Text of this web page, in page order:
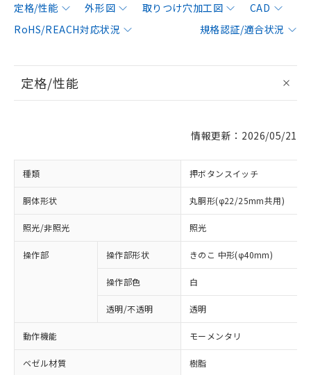
定格/性能 外形図 取りつけ穴加工図
CAD
RoHS/REACH対応状況
規格認証/適合状況
定格/性能
情報更新：2026/05/21
種類 押ボタンスイッチ
胴体形状 丸胴形(φ22/25mm共用)
照光/非照光 照光
操作部 操作部形状 きのこ 中形(φ40mm)
操作部色 白
透明/不透明 透明
動作機能 モーメンタリ
ベゼル材質 樹脂